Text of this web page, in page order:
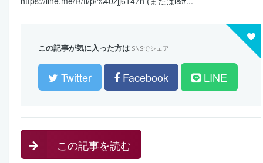
この記事が気に入った方は SNSでシェア
Twitter Facebook LINE
この記事を読む